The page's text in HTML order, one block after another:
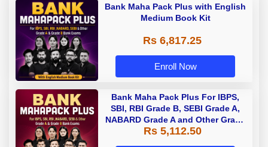
Bank Maha Pack Plus with English
Medium Book Kit
Rs 6,817.25
Enroll Now
Bank Maha Pack Plus For IBPS,
SBI, RBI Grade B, SEBI Grade A,
NABARD Grade A and Other Grade
A & Grade B Bank Exams
Rs 5,112.50